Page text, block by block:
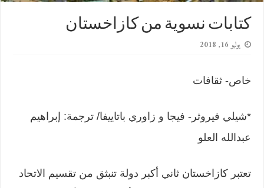
كتابات نسوية من كازاخستان
يوليو 16, 2018
خاص- ثقافات
*شيلي فيروثر- فيجا و زاوري باتاييفا/ ترجمة: إبراهيم
عبدالله العلو
تعتبر كازاخستان ثاني أكبر دولة تنبثق من تقسيم الاتحاد